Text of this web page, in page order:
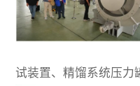
（讲
试装置、精馏系统压力